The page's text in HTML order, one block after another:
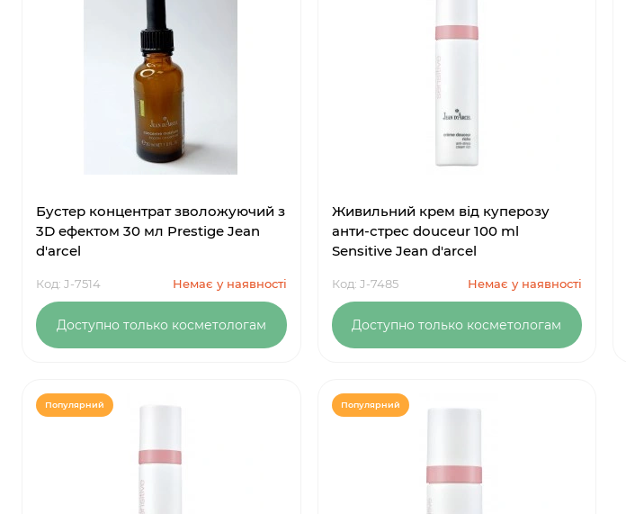
Бустер концентрат зволожуючий з
3D ефектом 30 мл Prestige Jean
d'arcel
Код: J-7514 Немає у наявності
Доступно только косметологам
Живильний крем від куперозу
анти-стрес douceur 100 ml
Sensitive Jean d'arcel
Код: J-7485 Немає у наявності
Доступно только косметологам
Популярний Популярний